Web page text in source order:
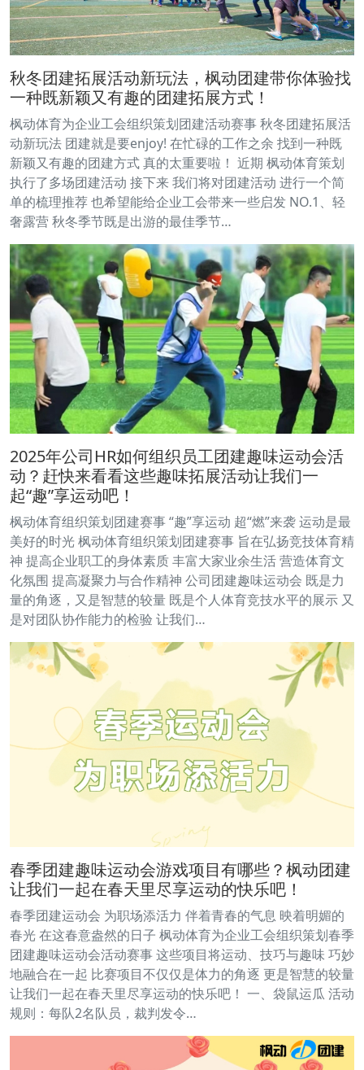
秋冬团建拓展活动新玩法，枫动团建带你体验找
一种既新颖又有趣的团建拓展方式！
枫动体育为企业工会组织策划团建活动赛事 秋冬团建拓展活
动新玩法 团建就是要enjoy! 在忙碌的工作之余 找到一种既
新颖又有趣的团建方式 真的太重要啦！ 近期 枫动体育策划
执行了多场团建活动 接下来 我们将对团建活动 进行一个简
单的梳理推荐 也希望能给企业工会带来一些启发 NO.1、轻
奢露营 秋冬季节既是出游的最佳季节…
2025年公司HR如何组织员工团建趣味运动会活
动？赶快来看看这些趣味拓展活动让我们一
起“趣”享运动吧！
枫动体育组织策划团建赛事 “趣”享运动 超“燃”来袭 运动是最
美好的时光 枫动体育组织策划团建赛事 旨在弘扬竞技体育精
神 提高企业职工的身体素质 丰富大家业余生活 营造体育文
化氛围 提高凝聚力与合作精神 公司团建趣味运动会 既是力
量的角逐，又是智慧的较量 既是个人体育竞技水平的展示 又
是对团队协作能力的检验 让我们…
春季团建趣味运动会游戏项目有哪些？枫动团建
让我们一起在春天里尽享运动的快乐吧！
春季团建运动会 为职场添活力 伴着青春的气息 映着明媚的
春光 在这春意盎然的日子 枫动体育为企业工会组织策划春季
团建趣味运动会活动赛事 这些项目将运动、技巧与趣味 巧妙
地融合在一起 比赛项目不仅仅是体力的角逐 更是智慧的较量
让我们一起在春天里尽享运动的快乐吧！ 一、袋鼠运瓜 活动
规则：每队2名队员，裁判发令…